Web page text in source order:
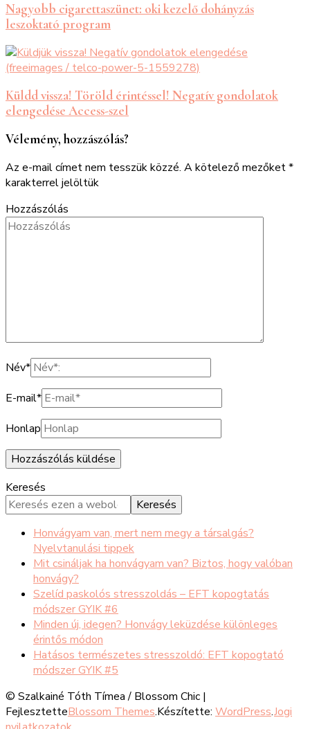
Nagyobb cigarettaszünet: oki kezelő dohányzás
leszoktató program
Küldd vissza! Töröld érintéssel! Negatív gondolatok
elengedése Access-szel
Vélemény, hozzászólás?
Az e-mail címet nem tesszük közzé. A kötelező mezőket*
karakterrel jelöltük
Hozzászólás
Név*
E-mail*
Honlap
Keresés
Keresés
Honvágyam van, mert nem megy a társalgás?
Nyelvtanulási tippek
Mit csináljak ha honvágyam van? Biztos, hogy valóban
honvágy?
Szelíd paskolós stresszoldás – EFT kopogtatás
módszer GYIK #6
Minden új, idegen? Honvágy leküzdése különleges
érintős módon
Hatásos természetes stresszoldó: EFT kopogtató
módszer GYIK #5
© Szalkainé Tóth Tímea / Blossom Chic |
FejlesztetteBlossom Themes.Készítette: WordPress.Jogi